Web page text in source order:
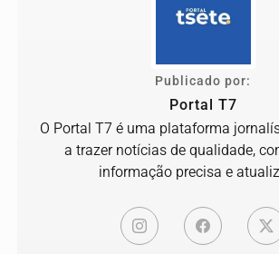
Publicado por:
Portal T7
O Portal T7 é uma plataforma
a trazer notícias de qualidade,
informação precisa e